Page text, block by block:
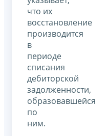
что их
восстановление
производится
в
периоде
списания
дебиторской
задолженности,
образовавшейся
по
ним.